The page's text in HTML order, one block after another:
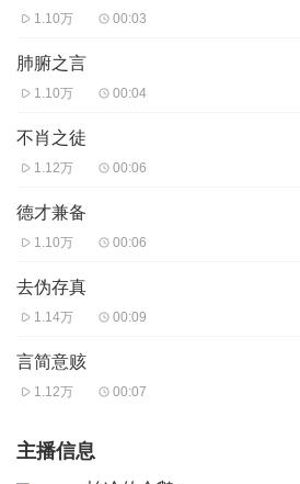
1.10万 00:03
肺腑之言
1.10万 00:04
不肖之徒
1.12万 00:06
德才兼备
1.10万 00:06
去伪存真
1.14万 00:09
言简意赅
1.12万 00:07
主播信息